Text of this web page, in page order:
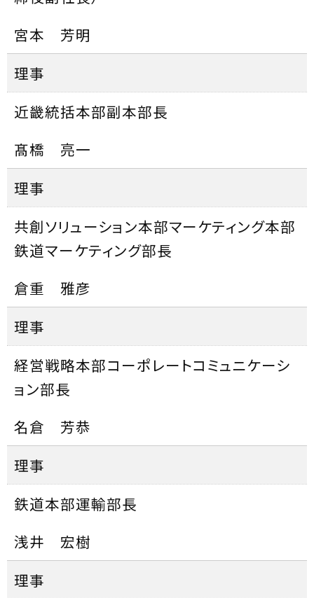
宮本 芳明
理事
近畿統括本部副本部長
髙橋 亮一
理事
共創ソリューション本部マーケティング本部
鉄道マーケティング部長
倉重 雅彦
理事
経営戦略本部コーポレートコミュニケーシ
ョン部長
名倉 芳恭
理事
鉄道本部運輸部長
浅井 宏樹
理事